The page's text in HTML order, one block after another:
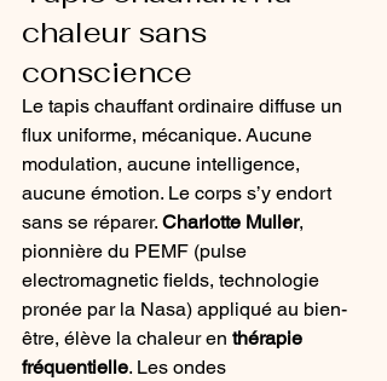
chaleur sans
conscience
Le tapis chauffant ordinaire diffuse un
flux uniforme, mécanique. Aucune
modulation, aucune intelligence,
aucune émotion. Le corps s’y endort
sans se réparer. Charlotte Muller,
pionnière du PEMF (pulse
electromagnetic fields, technologie
pronée par la Nasa) appliqué au bien-
être, élève la chaleur en thérapie
fréquentielle. Les ondes